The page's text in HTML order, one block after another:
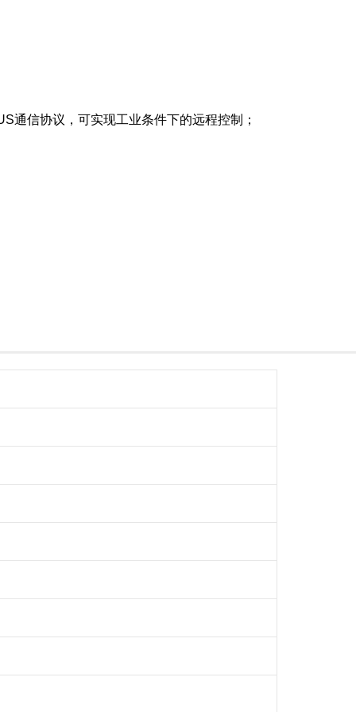
通信协议，可实现工业条件下的远程控制；